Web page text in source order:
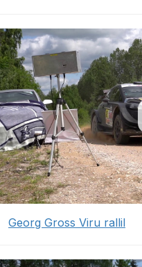
Georg Gross Viru rallil